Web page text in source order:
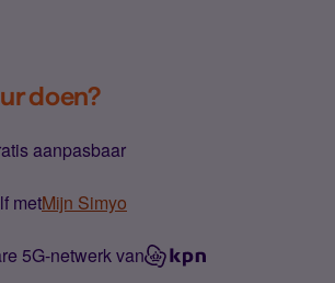
doen?
aanpasbaar
metMijn Simyo
5G-netwerk van